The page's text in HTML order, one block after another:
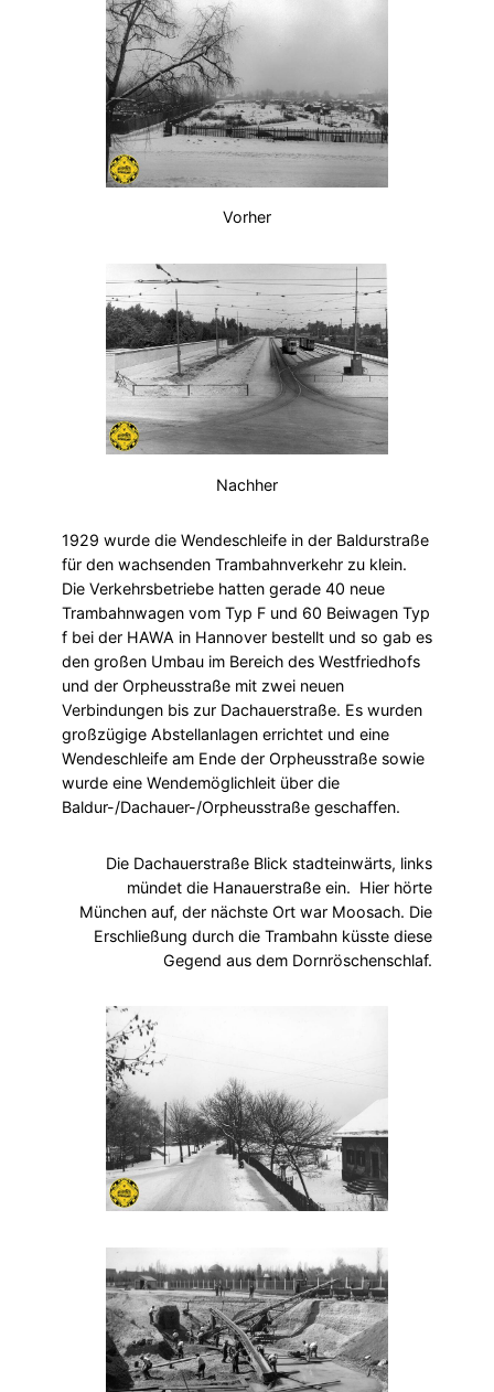
Vorher
Nachher
1929 wurde die Wendeschleife in der Baldurstraße
für den wachsenden Trambahnverkehr zu klein.
Die Verkehrsbetriebe hatten gerade 40 neue
Trambahnwagen vom Typ F und 60 Beiwagen Typ
f bei der HAWA in Hannover bestellt und so gab es
den großen Umbau im Bereich des Westfriedhofs
und der Orpheusstraße mit zwei neuen
Verbindungen bis zur Dachauerstraße. Es wurden
großzügige Abstellanlagen errichtet und eine
Wendeschleife am Ende der Orpheusstraße sowie
wurde eine Wendemöglichleit über die
Baldur-/Dachauer-/Orpheusstraße geschaffen.
Die Dachauerstraße Blick stadteinwärts, links
mündet die Hanauerstraße ein. Hier hörte
München auf, der nächste Ort war Moosach. Die
Erschließung durch die Trambahn küsste diese
Gegend aus dem Dornröschenschlaf.